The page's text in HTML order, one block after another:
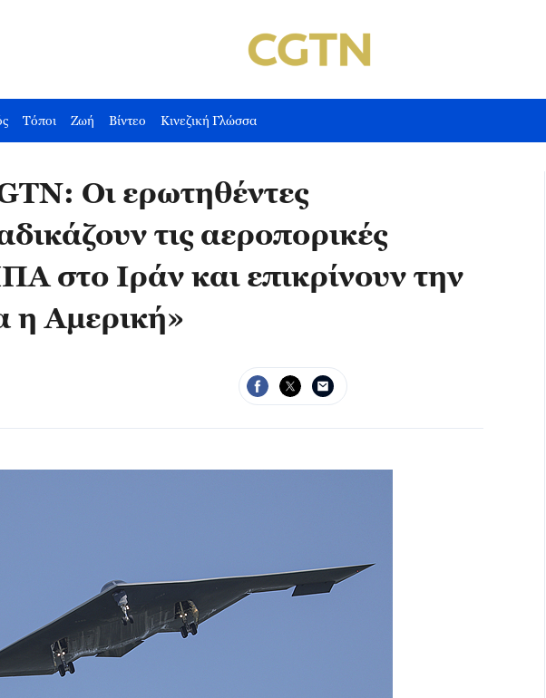
Τόποι Ζωή Βίντεο Κινεζική Γλώσσα
Οι ερωτηθέντες
τις αεροπορικές
στο Ιράν και επικρίνουν την
η Αμερική»